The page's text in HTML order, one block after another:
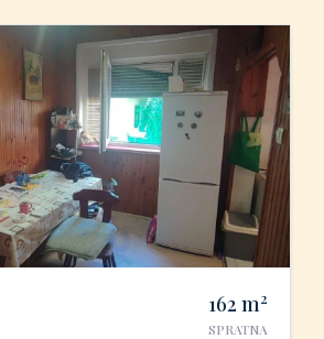
162 m2
SPRATNA